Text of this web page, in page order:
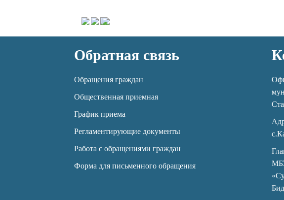
Обратная связь
Обращения граждан
Общественная приемная
График приема
Регламентирующие документы
Работа с обращениями граждан
Форма для письменного обращения